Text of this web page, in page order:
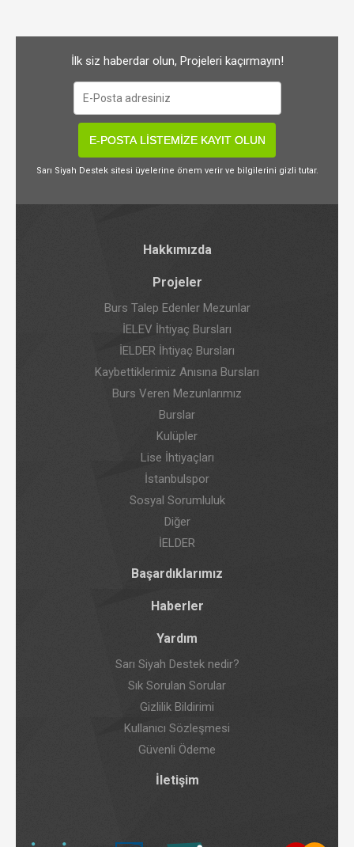
İlk siz haberdar olun, Projeleri kaçırmayın!
E-POSTA LİSTEMİZE KAYIT OLUN
Sarı Siyah Destek sitesi üyelerine önem verir ve bilgilerini gizli tutar.
Hakkımızda
Projeler
Burs Talep Edenler Mezunlar
İELEV İhtiyaç Bursları
İELDER İhtiyaç Bursları
Kaybettiklerimiz Anısına Bursları
Burs Veren Mezunlarımız
Burslar
Kulüpler
Lise İhtiyaçları
İstanbulspor
Sosyal Sorumluluk
Diğer
İELDER
Başardıklarımız
Haberler
Yardım
Sarı Siyah Destek nedir?
Sık Sorulan Sorular
Gizlilik Bildirimi
Kullanıcı Sözleşmesi
Güvenli Ödeme
İletişim